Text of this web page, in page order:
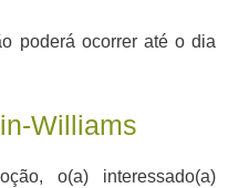
poderá ocorrer até o dia
Williams
o(a) interessado(a)